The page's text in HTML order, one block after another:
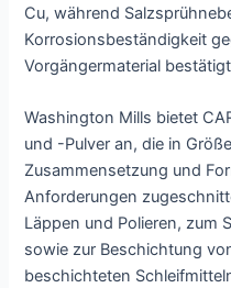
Cu, während
Korrosionsbeständigkeit
Vorgängermaterial
Washington Mills bietet
und -Pulver an, die in
Zusammensetzung und
Anforderungen
Läppen und Polieren, zum
sowie zur Beschichtung
beschichteten